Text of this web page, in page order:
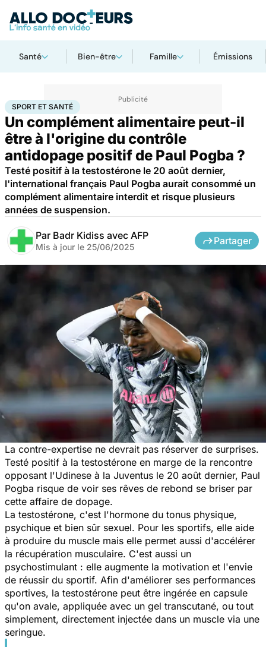
Santé Bien-être Famille Émissions
AccueilSantéSport et santé
SPORT ET SANTÉ
Un complément alimentaire peut-il
être à l'origine du contrôle
antidopage positif de Paul Pogba ?
Testé positif à la testostérone le 20 août dernier,
l'international français Paul Pogba aurait consommé un
complément alimentaire interdit et risque plusieurs
années de suspension.
Par Badr Kidiss avec AFP
Mis à jour le 25/06/2025
Partager
La contre-expertise ne devrait pas réserver de surprises.
Testé positif à la testostérone en marge de la rencontre
opposant l'Udinese à la Juventus le 20 août dernier, Paul
Pogba risque de voir ses rêves de rebond se briser par
cette affaire de dopage.
La testostérone, c'est l'hormone du tonus physique,
psychique et bien sûr sexuel. Pour les sportifs, elle aide
à produire du muscle mais elle permet aussi d'accélérer
la récupération musculaire. C'est aussi un
psychostimulant : elle augmente la motivation et l'envie
de réussir du sportif. Afin d'améliorer ses performances
sportives, la testostérone peut être ingérée en capsule
qu'on avale, appliquée avec un gel transcutané, ou tout
simplement, directement injectée dans un muscle via une
seringue.